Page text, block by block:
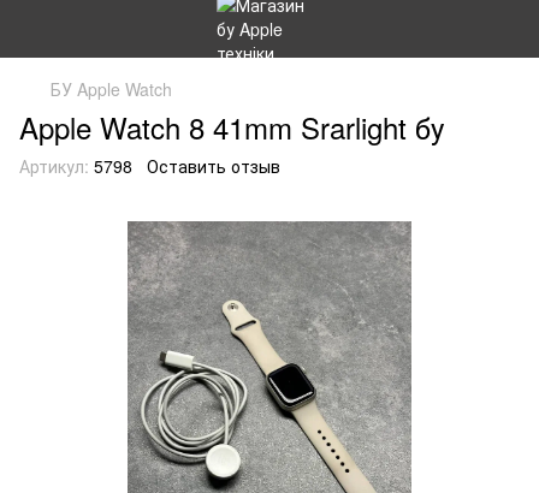
БУ Apple Watch
Apple Watch 8 41mm Srarlight бу
Артикул: 5798 Оставить отзыв